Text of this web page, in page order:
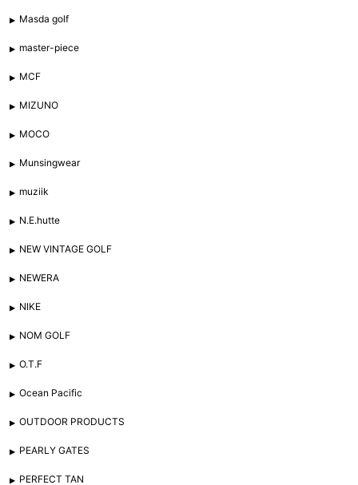
Masda golf
master-piece
MCF
MIZUNO
MOCO
Munsingwear
muziik
N.E.hutte
NEW VINTAGE GOLF
NEWERA
NIKE
NOM GOLF
O.T.F
Ocean Pacific
OUTDOOR PRODUCTS
PEARLY GATES
PERFECT TAN